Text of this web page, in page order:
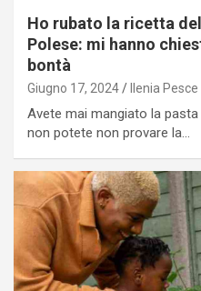
Ho rubato la ricetta
Polese: mi hanno
bontà
Giugno 17, 2024 Ilenia Pesce
Avete mai mangiato la
non potete non provare la…